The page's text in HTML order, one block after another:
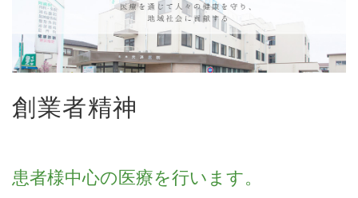
創業者精神
患者様中心の医療を行います。